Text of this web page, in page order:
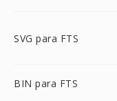
SVG para FTS
BIN para FTS